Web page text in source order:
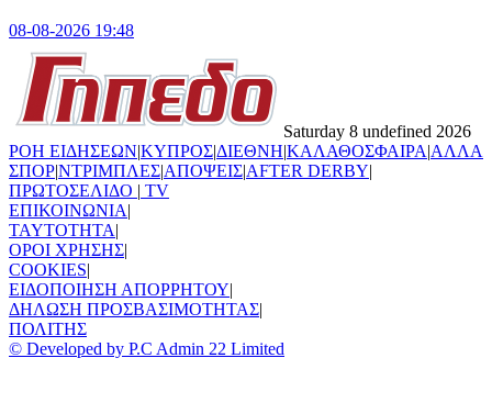
08-08-2026 19:48
Saturday 8 undefined 2026
ΡΟΗ ΕΙΔΗΣΕΩΝ|ΚΥΠΡΟΣ|ΔΙΕΘΝΗ|ΚΑΛΑΘΟΣΦΑΙΡΑ|ΑΛΛΑ
ΣΠΟΡ|ΝΤΡΙΜΠΛΕΣ|ΑΠΟΨΕΙΣ|AFTER DERBY|
ΠΡΩΤΟΣΕΛΙΔΟ | TV
ΕΠΙΚΟΙΝΩΝΙΑ|
TAYTOTHTA|
ΟΡΟΙ ΧΡΗΣΗΣ|
COOKIES|
ΕΙΔΟΠΟΙΗΣΗ ΑΠΟΡΡΗΤΟΥ|
ΔΗΛΩΣΗ ΠΡΟΣΒΑΣΙΜΟΤΗΤΑΣ|
ΠΟΛΙΤΗΣ
© Developed by P.C Admin 22 Limited